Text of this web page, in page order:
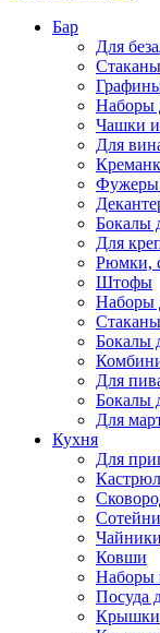
Бар
Для
Стаканы
Наборы
Чашки
Для
Фужеры
Бокалы
Для
Рюмки,
Штофы
Наборы
Бокалы
Для
Бокалы
Для
Кухня
Для
Чайники
Ковши
Наборы
Посуда
Крышки